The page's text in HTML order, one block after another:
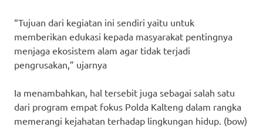
“Tujuan dari kegiatan ini sendiri yaitu untuk
memberikan edukasi kepada masyarakat pentingnya
menjaga ekosistem alam agar tidak terjadi
pengrusakan,” ujarnya
Ia menambahkan, hal tersebit juga sebagai salah satu
dari program empat fokus Polda Kalteng dalam rangka
memerangi kejahatan terhadap lingkungan hidup. (bow)